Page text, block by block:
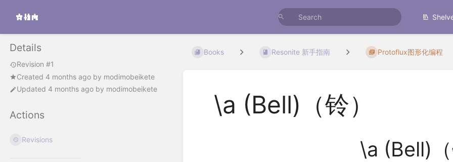
Details
Revision #1
Created 4 months ago by modimobeikete
Updated 4 months ago by modimobeikete
Actions
Revisions
Books Resonite 新手指南 Protoflux图形化编程
\a (Bell)（铃）
\a (Bell)